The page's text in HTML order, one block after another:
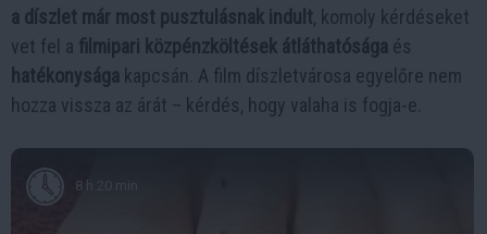
a díszlet már most pusztulásnak indult, komoly kérdéseket
vet fel a filmipari közpénzköltések átláthatósága és
hatékonysága kapcsán. A film díszletvárosa egyelőre nem
hozza vissza az árát – kérdés, hogy valaha is fogja-e.
8 h 20 min